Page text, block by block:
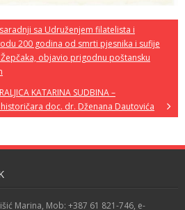
sa Udruženjem filatelista i
200 godina od smrti pjesnika i sufije
objavio prigodnu poštansku
KATARINA SUDBINA –
historičara doc. dr. Dženana Dautovića
Marina, Mob: +387 61 821-746, e-